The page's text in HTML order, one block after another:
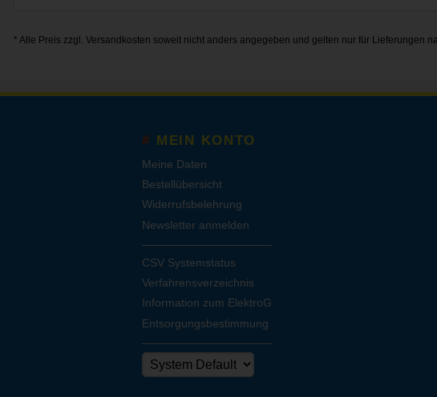
* Alle Preis zzgl. Versandkosten soweit nicht anders angegeben und gelten nur für Lieferungen
MEIN KONTO
Meine Daten
Bestellübersicht
Widerrufsbelehrung
Newsletter anmelden
CSV Systemstatus
Verfahrensverzeichnis
Information zum ElektroG
Entsorgungsbestimmung